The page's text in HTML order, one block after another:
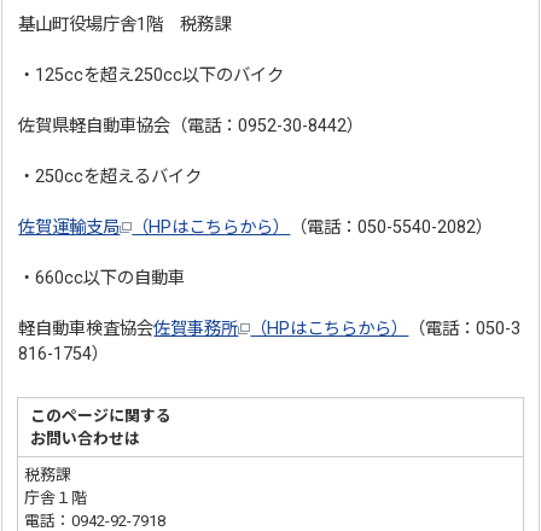
基山町役場庁舎1階 税務課
・125ccを超え250cc以下のバイク
佐賀県軽自動車協会（電話：0952-30-8442）
・250ccを超えるバイク
佐賀運輸支局 （HPはこちらから） （電話：050-5540-2082）
・660cc以下の自動車
軽自動車検査協会佐賀事務所 （HPはこちらから）
（電話：050-3
816-1754）
このページに関する
お問い合わせは
税務課
庁舎１階
電話：0942-92-7918